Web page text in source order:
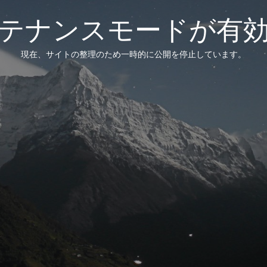
ナンスモードが有
現在、サイトの整理のため一時的に公開を停止しています。